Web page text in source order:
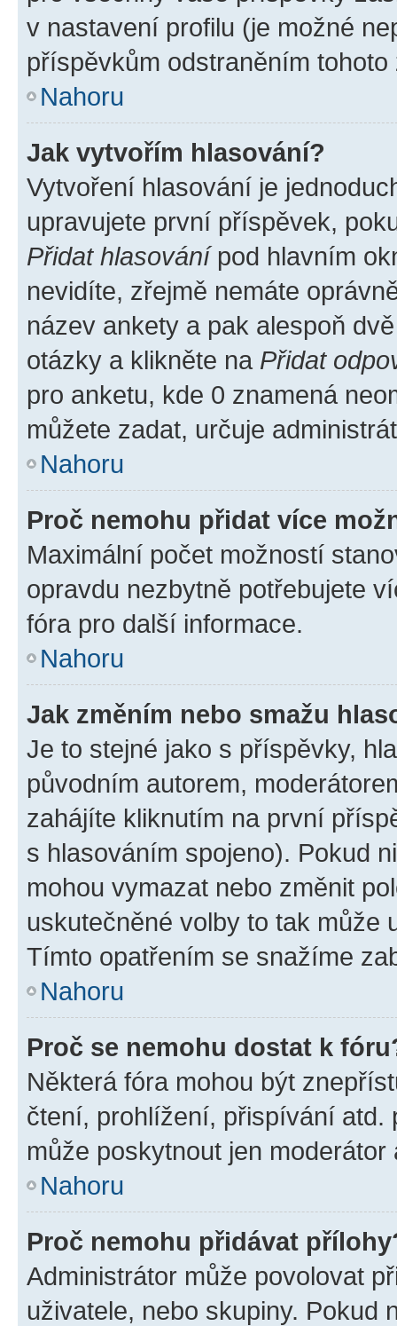
v nastavení profilu (je možné
příspěvkům odstraněním
Nahoru
Jak vytvořím hlasování?
Vytvoření hlasování je
upravujete první příspěvek,
Přidat hlasovánípod hlavním
nevidíte, zřejmě nemáte
název ankety a pak alespoň
otázky a klikněte na Přidat
pro anketu, kde 0 znamená
můžete zadat, určuje
Nahoru
Proč nemohu přidat více
Maximální počet možností
opravdu nezbytně potřebujete
fóra pro další informace.
Nahoru
Jak změním nebo smažu
Je to stejné jako s příspěvky,
původním autorem,
zahájíte kliknutím na první
s hlasováním spojeno). Pokud
mohou vymazat nebo změnit
uskutečněné volby to tak může
Tímto opatřením se snažíme
Nahoru
Proč se nemohu dostat k
Některá fóra mohou být
čtení, prohlížení, přispívání atd.
může poskytnout jen
Nahoru
Proč nemohu přidávat
Administrátor může povolovat
uživatele, nebo skupiny. Pokud